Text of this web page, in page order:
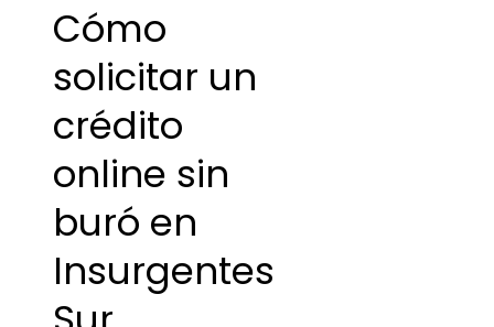
Cómo
solicitar un
crédito
online sin
buró en
Insurgentes